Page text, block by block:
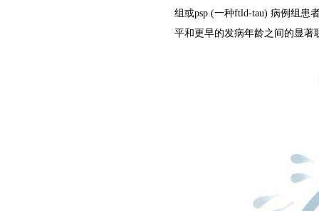
组或psp (一种ftld-tau) 病例组患
平和更早的发病年龄之间的显著